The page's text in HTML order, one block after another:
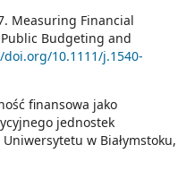
Measuring Financial
Budgeting and
10.1111/j.1540-
finansowa jako
jednostek
w Białymstoku,